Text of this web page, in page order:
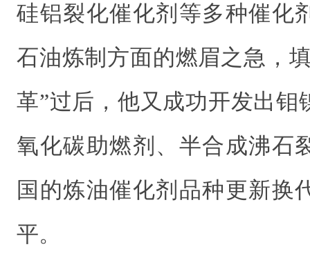
硅铝裂化催化剂等多种催化
石油炼制方面的燃眉之急，
革”过后，他又成功开发出钼
氧化碳助燃剂、半合成沸石
国的炼油催化剂品种更新换
平。